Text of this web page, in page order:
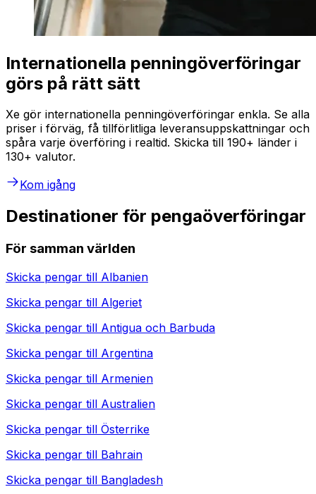
Internationella penningöverföringar
görs på rätt sätt
Xe gör internationella penningöverföringar enkla. Se alla
priser i förväg, få tillförlitliga leveransuppskattningar och
spåra varje överföring i realtid. Skicka till 190+ länder i
130+ valutor.
Kom igång
Destinationer för pengaöverföringar
För samman världen
Skicka pengar till Albanien
Skicka pengar till Algeriet
Skicka pengar till Antigua och Barbuda
Skicka pengar till Argentina
Skicka pengar till Armenien
Skicka pengar till Australien
Skicka pengar till Österrike
Skicka pengar till Bahrain
Skicka pengar till Bangladesh